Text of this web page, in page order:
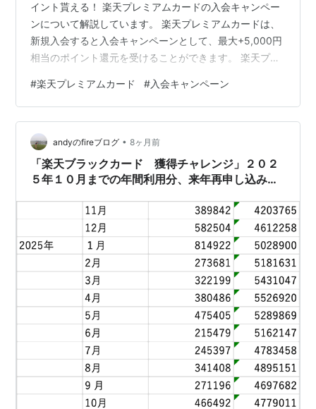
イント貰える！ 楽天プレミアムカードの入会キャンペー
ンについて解説しています。 楽天プレミアムカードは、
新規入会すると入会キャンペーンとして、最大+5,000円
相当のポイント還元を受けることができます。 楽天プレ
す。 楽天プレミアムカードの入会キャンペーン 楽天プレ
ミアムカードの入会キャンペーン 入会特典 楽天プレミア
ムカードの入会キャンペーン 最大+5,000円相当のポイン
ト還元 ポイントサイト「ハピタス」経由で、楽天プレミ
アムカードを利用する。 上記の特典に加え、+6,000円相
当のポイン…
#楽天プレミアムカード #入会キャンペーン
andyのfireブログ • 8ヶ月前
「楽天ブラックカード 獲得チャレンジ」２０２
５年１０月までの年間利用分、来年再申し込みを